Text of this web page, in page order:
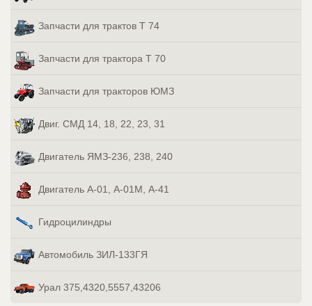
Запчасти для трактов Т 74
Запчасти для трактора Т 70
Запчасти для тракторов ЮМЗ
Двиг. СМД 14, 18, 22, 23, 31
Двигатель ЯМЗ-236, 238, 240
Двигатель А-01, А-01М, А-41
Гидроцилиндры
Автомобиль ЗИЛ-133ГЯ
Урал 375,4320,5557,43206